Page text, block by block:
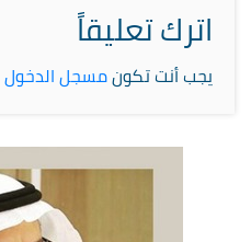
اترك تعليقاً
يجب أنت تكونمسجل الدخول